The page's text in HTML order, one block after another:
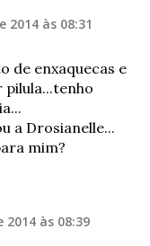
2014 às 08:31
de enxaquecas e
pilula...tenho
a Drosianelle...
mim?
às 08:39